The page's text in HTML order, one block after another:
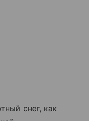
снег, как